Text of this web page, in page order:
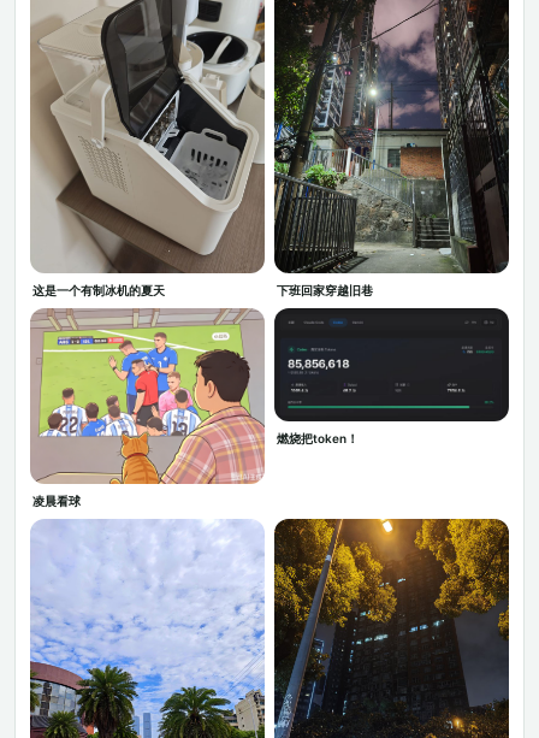
这是一个有制冰机的夏天 下班回家穿越旧巷
凌晨看球
燃烧把token！